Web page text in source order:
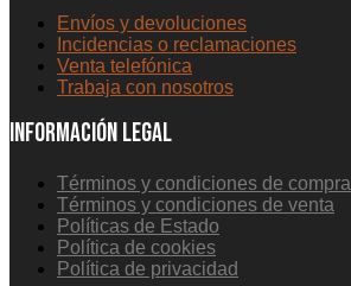
Envíos y devoluciones
Incidencias o reclamaciones
Venta telefónica
Trabaja con nosotros
INFORMACIÓN LEGAL
Términos y condiciones de compra
Términos y condiciones de venta
Políticas de Estado
Política de cookies
Política de privacidad